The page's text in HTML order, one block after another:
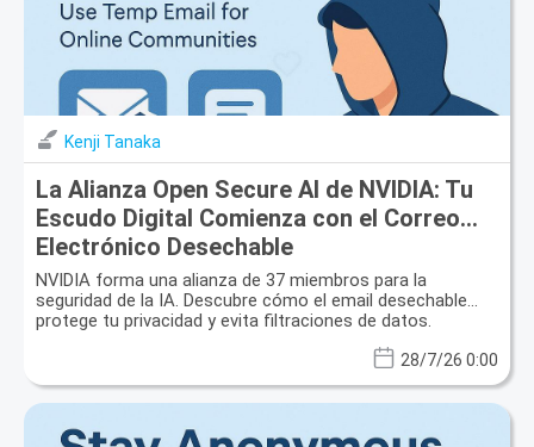
Kenji Tanaka
La Alianza Open Secure AI de NVIDIA: Tu
Escudo Digital Comienza con el Correo
Electrónico Desechable
NVIDIA forma una alianza de 37 miembros para la
seguridad de la IA. Descubre cómo el email desechable
protege tu privacidad y evita filtraciones de datos.
28/7/26 0:00